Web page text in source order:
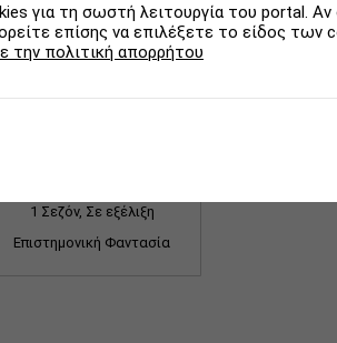
1 Σεζόν, Σε εξέλιξη
Επιστημονική Φαντασία
για τη σωστή λειτουργία του portal.
επίσης να επιλέξετε το είδος των
την πολιτική απορρήτου